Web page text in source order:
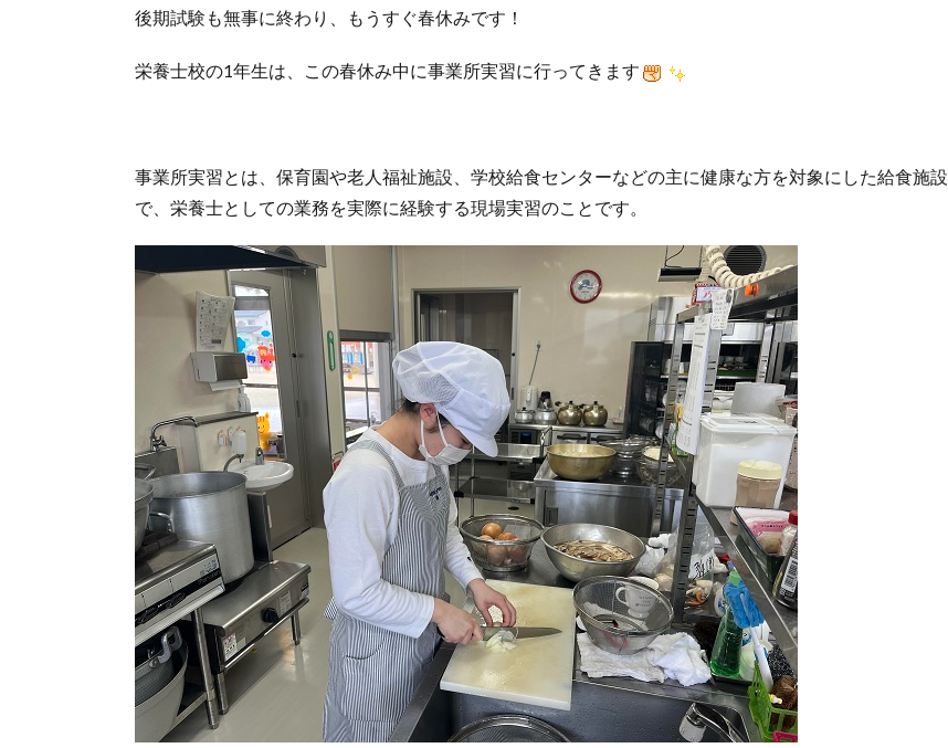
後期試験も無事に終わり、もうすぐ春休みです！
栄養士校の1年生は、この春休み中に事業所実習に行ってきます
事業所実習とは、保育園や老人福祉施設、学校給食センターなどの主に健康な方を対象にした給食施設
で、栄養士としての業務を実際に経験する現場実習のことです。